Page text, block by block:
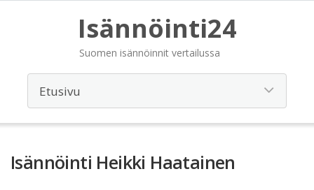
Isännöinti24
Suomen isännöinnit vertailussa
Isännöinti Heikki Haatainen